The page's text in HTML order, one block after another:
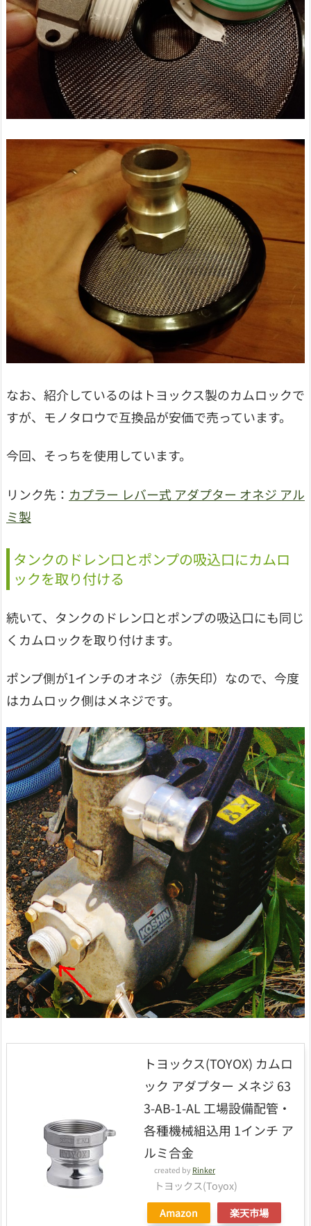
なお、紹介しているのはトヨックス製のカムロックで
すが、モノタロウで互換品が安価で売っています。
今回、そっちを使用しています。
リンク先： カプラー レバー式 アダプター オネジ アル
ミ製
タンクのドレン口とポンプの吸込口にカムロ
ックを取り付ける
続いて、タンクのドレン口とポンプの吸込口にも同じ
くカムロックを取り付けます。
ポンプ側が1インチのオネジ（赤矢印）なので、今度
はカムロック側はメネジです。
トヨックス(TOYOX) カムロ
ック アダプター メネジ 63
3-AB-1-AL 工場設備配管・
各種機械組込用 1インチ ア
ルミ合金
created by Rinker
トヨックス(Toyox)
Amazon
楽天市場